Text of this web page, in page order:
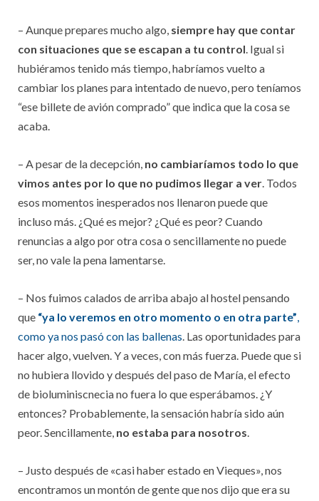
– Aunque prepares mucho algo, siempre hay que contar
con situaciones que se escapan a tu control. Igual si
hubiéramos tenido más tiempo, habríamos vuelto a
cambiar los planes para intentado de nuevo, pero teníamos
“ese billete de avión comprado” que indica que la cosa se
acaba.
– A pesar de la decepción, no cambiaríamos todo lo que
vimos antes por lo que no pudimos llegar a ver. Todos
esos momentos inesperados nos llenaron puede que
incluso más. ¿Qué es mejor? ¿Qué es peor? Cuando
renuncias a algo por otra cosa o sencillamente no puede
ser, no vale la pena lamentarse.
– Nos fuimos calados de arriba abajo al hostel pensando
que “ya lo veremos en otro momento o en otra parte”,
como ya nos pasó con las ballenas. Las oportunidades para
hacer algo, vuelven. Y a veces, con más fuerza. Puede que si
no hubiera llovido y después del paso de María, el efecto
de bioluminiscnecia no fuera lo que esperábamos. ¿Y
entonces? Probablemente, la sensación habría sido aún
peor. Sencillamente, no estaba para nosotros.
– Justo después de «casi haber estado en Vieques», nos
encontramos un montón de gente que nos dijo que era su